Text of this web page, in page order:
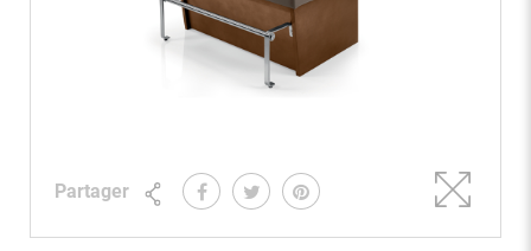
Partager